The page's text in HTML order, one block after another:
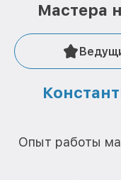
Мастера
Опыт работы